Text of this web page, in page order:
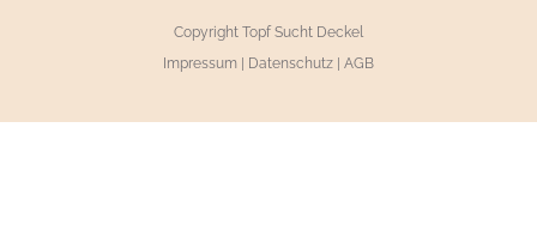
Copyright Topf Sucht Deckel
Impressum
Datenschutz AGB